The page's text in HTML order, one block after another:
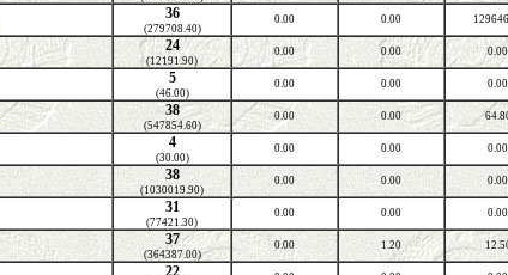
36
(279708.40)
0.00 0.00
24
(12191.90)
0.00 0.00 0.00
5
(46.00)
0.00 0.00 0.00
38
(547854.60)
0.00 0.00
4
(30.00)
0.00 0.00 0.00
38
(1030019.90)
0.00 0.00 0.00
31
(77421.30)
0.00 0.00 0.00
37
(364387.00)
0.00 1.20
22